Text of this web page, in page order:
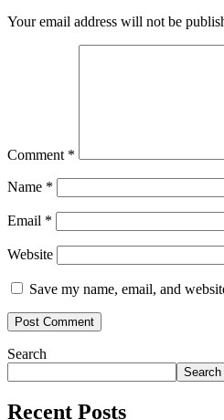
Your email address will not be
Comment *
Name *
Email *
Website
Save my name, email, and
Search
Search
Recent Posts